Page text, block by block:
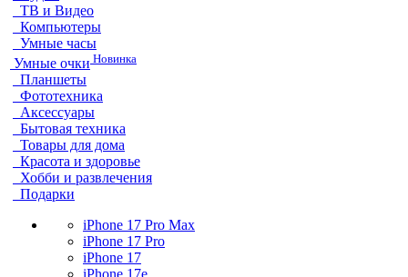
ТВ и Видео
Компьютеры
Умные часы
Умные очки Новинка
Планшеты
Фототехника
Аксессуары
Бытовая техника
Товары для дома
Красота и здоровье
Хобби и развлечения
Подарки
iPhone 17 Pro Max
iPhone 17 Pro
iPhone 17